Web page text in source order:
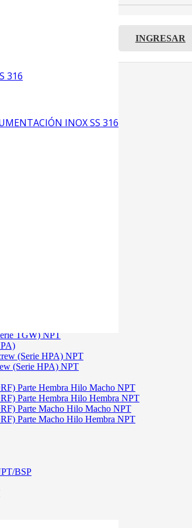
316
INOX SS 316
INGRESAR
TGW) NPT
(Serie HPA) NPT
(Serie HPA) NPT
Parte Hembra Hilo Macho NPT
Parte Hembra Hilo Hembra NPT
Parte Macho Hilo Macho NPT
Parte Macho Hilo Hembra NPT
BSP